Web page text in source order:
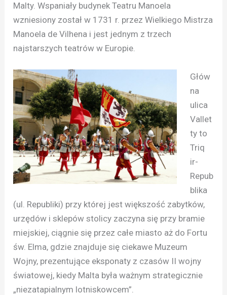
Malty. Wspaniały budynek Teatru Manoela
wzniesiony został w 1731 r. przez Wielkiego Mistrza
Manoela de Vilhena i jest jednym z trzech
najstarszych teatrów w Europie.
Głów
na
ulica
Vallet
ty to
Triq
ir-
Repub
blika
(ul. Republiki) przy której jest większość zabytków,
urzędów i sklepów stolicy zaczyna się przy bramie
miejskiej, ciągnie się przez całe miasto aż do Fortu
św. Elma, gdzie znajduje się ciekawe Muzeum
Wojny, prezentujące eksponaty z czasów II wojny
światowej, kiedy Malta była ważnym strategicznie
„niezatapialnym lotniskowcem”.